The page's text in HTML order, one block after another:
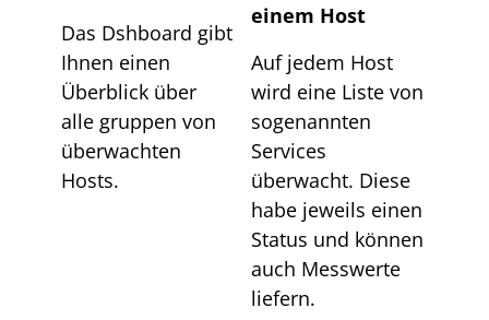
Das Dshboard gibt
Ihnen einen
Überblick über
alle gruppen von
überwachten
Hosts.
einem Host
Auf jedem Host
wird eine Liste von
sogenannten
Services
überwacht. Diese
habe jeweils einen
Status und können
auch Messwerte
liefern.